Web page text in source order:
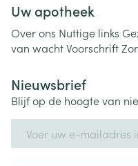
Uw apotheek
Over ons Nuttige links
van wachtVoorschrift
Nieuwsbrief
Blijf op de hoogte van